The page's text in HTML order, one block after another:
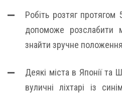
Робіть розтяг
допоможе розслабити
знайти зручне
Деякі міста в Японії та
вуличні ліхтарі із